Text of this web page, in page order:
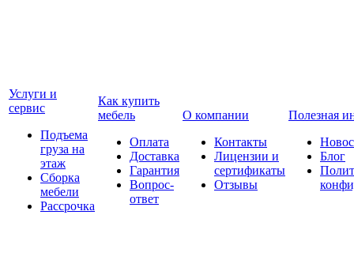
Услуги и
сервис
Подъема
груза на
этаж
Сборка
мебели
Рассрочка
Как купить
мебель
Оплата
Доставка
Гарантия
Вопрос-
ответ
О компании
Контакты
Лицензии и
сертификаты
Отзывы
Полезная
Блог